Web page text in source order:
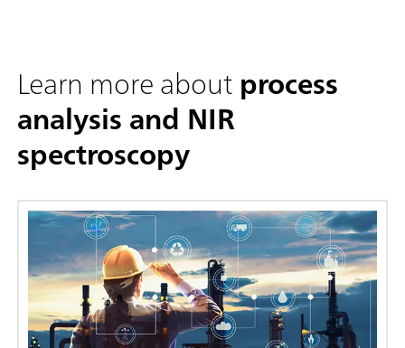
Learn more aboutprocess
analysis and NIR
spectroscopy